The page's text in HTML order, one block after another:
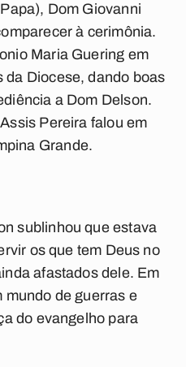
Dom Giovanni
à cerimônia.
Maria Guering em
da Diocese, dando boas
a Dom Delson.
Pereira falou em
Grande.
sublinhou que estava
os que tem Deus no
afastados dele. Em
de guerras e
do evangelho para